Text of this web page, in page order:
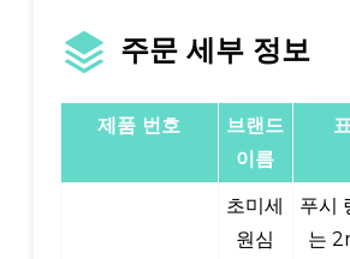
주문 세부 정보
제품 번호
브랜드
이름
초미세
원심
푸시
는